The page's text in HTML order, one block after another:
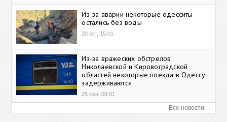
Из-за аварии некоторые одесситы
остались без воды
20 окт, 15:01
Из-за вражеских обстрелов
Николаевской и Кировоградской
областей некоторые поезда в Одессу
задерживаются
25 сен, 09:01
Все новости →